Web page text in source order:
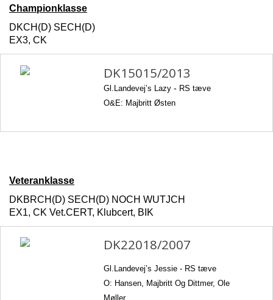
Championklasse
DKCH(D) SECH(D)
EX3, CK
DK15015/2013
Gl.Landevej’s Lazy - RS tæve
O&E: Majbritt Østen
Veteranklasse
DKBRCH(D) SECH(D) NOCH WUTJCH
EX1, CK Vet.CERT, Klubcert, BIK
DK22018/2007
Gl.Landevej’s Jessie - RS tæve
O: Hansen, Majbritt Og Dittmer, Ole
Møller